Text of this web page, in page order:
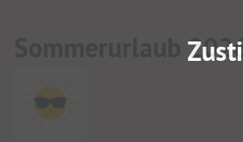
Sommerurlaub